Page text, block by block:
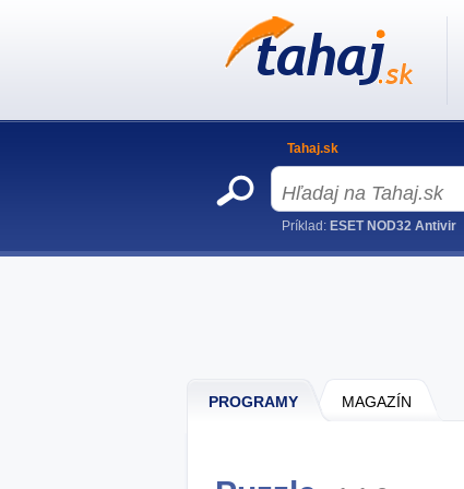
PROGRAMY MAGAZÍN
Tahaj.sk
Príklad: ESET NOD32 Antivir